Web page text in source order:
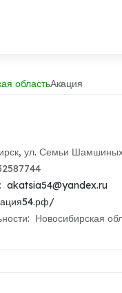
областьАкация
ул. Семьи
akatsia54@yandex.ru
Новосибирская